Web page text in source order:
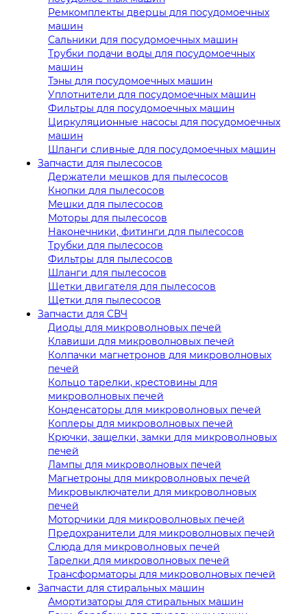
Ремкомплекты дверцы для посудомоечных
машин
Сальники для посудомоечных машин
Трубки подачи воды для посудомоечных
машин
Тэны для посудомоечных машин
Уплотнители для посудомоечных машин
Фильтры для посудомоечных машин
Циркуляционные насосы для посудомоечных
машин
Шланги сливные для посудомоечных машин
Запчасти для пылесосов
Держатели мешков для пылесосов
Кнопки для пылесосов
Мешки для пылесосов
Моторы для пылесосов
Наконечники, фитинги для пылесосов
Трубки для пылесосов
Фильтры для пылесосов
Шланги для пылесосов
Щетки двигателя для пылесосов
Щетки для пылесосов
Запчасти для СВЧ
Диоды для микроволновых печей
Клавиши для микроволновых печей
Колпачки магнетронов для микроволновых
печей
Кольцо тарелки, крестовины для
микроволновых печей
Конденсаторы для микроволновых печей
Коплеры для микроволновых печей
Крючки, защелки, замки для микроволновых
печей
Лампы для микроволновых печей
Магнетроны для микроволновых печей
Микровыключатели для микроволновых
печей
Моторчики для микроволновых печей
Предохранители для микроволновых печей
Слюда для микроволновых печей
Тарелки для микроволновых печей
Трансформаторы для микроволновых печей
Запчасти для стиральных машин
Амортизаторы для стиральных машин